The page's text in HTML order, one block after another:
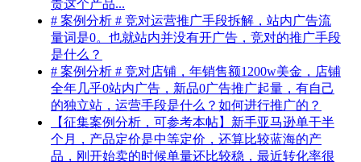
责这个产品...
# 案例分析 # 竞对运营推广手段拆解，站内广告流
量词是0。也就站内并没有开广告，竞对的推广手段
是什么？
# 案例分析 # 竞对店铺，年销售额1200w美金，店铺
全年几乎0站内广告，新品0广告推广起量，有自己
的独立站，运营手段是什么？如何进行推广的？
【征集案例分析，可参考本帖】新手亚马逊单干半
个月，产品定价是中等定价，还算比较蓝海的产
品，刚开始卖的时候单量还比较稳，最近转化率很